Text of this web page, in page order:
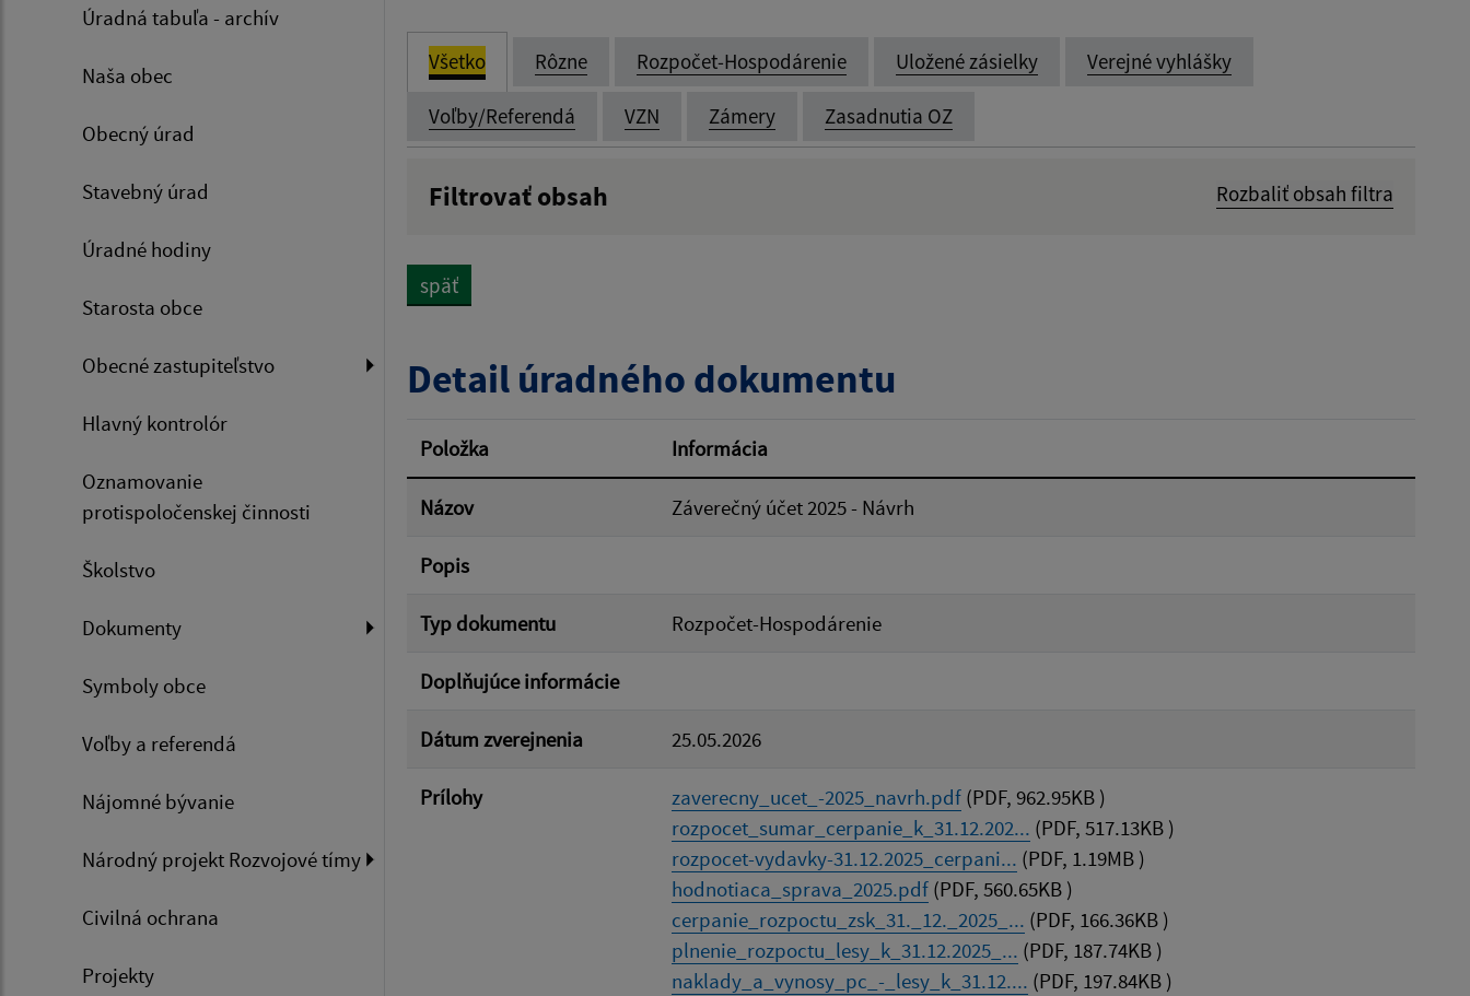
Úradná tabuľa - archív
Naša obec
Obecný úrad
Stavebný úrad
Úradné hodiny
Starosta obce
Obecné zastupiteľstvo
Hlavný kontrolór
Oznamovanie
protispoločenskej činnosti
Školstvo
Dokumenty
Symboly obce
Voľby a referendá
Nájomné bývanie
Národný projekt Rozvojové tímy
Civilná ochrana
Projekty
Všetko Rôzne Rozpočet-Hospodárenie Uložené zásielky Verejné vyhlášky
Voľby/Referendá VZN Zámery Zasadnutia OZ
Filtrovať obsah Rozbaliť obsah filtra
Filtrovať
späť
Detail úradného dokumentu
Položka Informácia
Názov Záverečný účet 2025 - Návrh
Popis
Typ dokumentu Rozpočet-Hospodárenie
Doplňujúce informácie
Dátum zverejnenia 25.05.2026
Prílohy zaverecny_ucet_-2025_navrh.pdf (PDF, 962.95KB )
rozpocet_sumar_cerpanie_k_31.12.202... (PDF, 517.13KB )
rozpocet-vydavky-31.12.2025_cerpani... (PDF, 1.19MB )
hodnotiaca_sprava_2025.pdf (PDF, 560.65KB )
cerpanie_rozpoctu_zsk_31._12._2025_... (PDF, 166.36KB )
plnenie_rozpoctu_lesy_k_31.12.2025_... (PDF, 187.74KB )
naklady_a_vynosy_pc_-_lesy_k_31.12.... (PDF, 197.84KB )